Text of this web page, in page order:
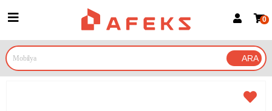
Google İle Bağlan
0